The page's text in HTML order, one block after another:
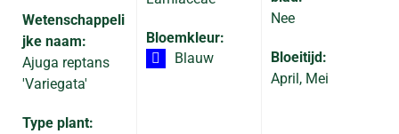
Wetenschappeli
jke naam:
Ajuga reptans
'Variegata'
Type plant:
Bloemkleur:
Blauw
Nee
Bloeitijd:
April, Mei